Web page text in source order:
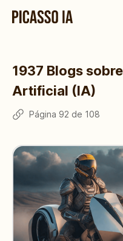
1937 Blogs
Artificial (IA)
Página 92 de 108